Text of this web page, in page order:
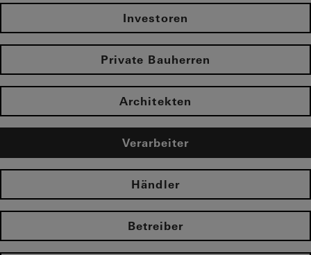
Investoren
Private Bauherren
Architekten
Verarbeiter
Händler
Betreiber